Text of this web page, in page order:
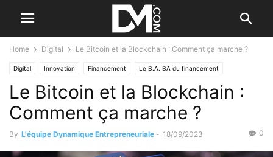
Home Digital Le Bitcoin et la Blockchain : Comment ça marche ?
Digital Innovation Financement Le B.A. BA du financement
Le Bitcoin et la Blockchain :
Comment ça marche ?
By L'équipe Dynamique Entrepreneuriale - 18/09/2023 0